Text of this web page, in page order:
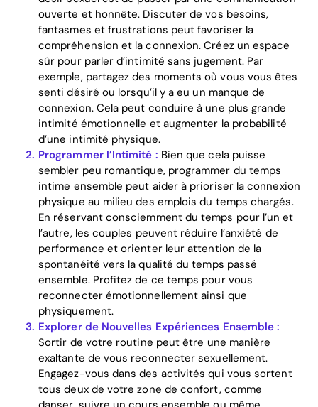
Home
Blog
Download
ouverte et honnête. Discuter de vos besoins,
fantasmes et frustrations peut favoriser la
compréhension et la connexion. Créez un espace
sûr pour parler d’intimité sans jugement. Par
exemple, partagez des moments où vous vous êtes
senti désiré ou lorsqu’il y a eu un manque de
connexion. Cela peut conduire à une plus grande
intimité émotionnelle et augmenter la probabilité
d’une intimité physique.
Programmer l’Intimité : Bien que cela puisse
sembler peu romantique, programmer du temps
intime ensemble peut aider à prioriser la connexion
physique au milieu des emplois du temps chargés.
En réservant consciemment du temps pour l’un et
l’autre, les couples peuvent réduire l’anxiété de
performance et orienter leur attention de la
spontanéité vers la qualité du temps passé
ensemble. Profitez de ce temps pour vous
reconnecter émotionnellement ainsi que
physiquement.
Explorer de Nouvelles Expériences Ensemble :
Sortir de votre routine peut être une manière
exaltante de vous reconnecter sexuellement.
Engagez-vous dans des activités qui vous sortent
tous deux de votre zone de confort, comme